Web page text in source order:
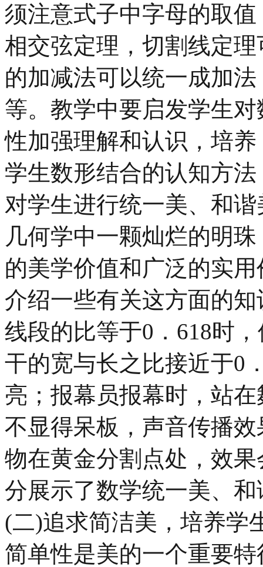
须注意式子中字母的取
相交弦定理，切割线定
的加减法可以统一成加
等。教学中要启发学生
性加强理解和认识，培养
学生数形结合的认知方
对学生进行统一美、和
几何学中一颗灿烂的明
的美学价值和广泛的实
介绍一些有关这方面的
线段的比等于0．618时
干的宽与长之比接近于0
亮；报幕员报幕时，站
不显得呆板，声音传播
物在黄金分割点处，效
分展示了数学统一美、
(二)追求简洁美，培养学
简单性是美的一个重要